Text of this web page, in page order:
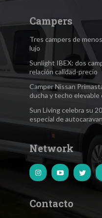
Campers
Tres campers de
lujo
Sunlight IBEX: dos
relación calidad-precio
Camper Nissan
ducha y techo elevable
Sun Living celebra su
especial de
Network
Contacto